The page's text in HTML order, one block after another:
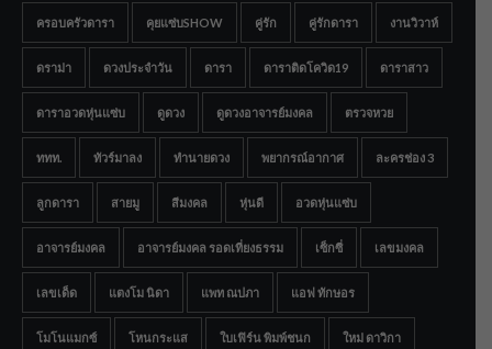
ครอบครัวดารา คุยแซ่บSHOW คู่รัก คู่รักดารา งานวิวาห์
ดราม่า ดวงประจำวัน ดารา ดาราติดโควิด19 ดาราสาว
ดาราอวดหุ่นแซ่บ ดูดวง ดูดวงอาจารย์มงคล ตรวจหวย
ททท. ทัวร์มาลง ทำนายดวง พยากรณ์อากาศ ละครช่อง 3
ลูกดารา สายมู สีมงคล หุ่นดี อวดหุ่นแซ่บ
อาจารย์มงคล อาจารย์มงคล รอดเที่ยงธรรม เซ็กซี่ เลขมงคล
เลขเด็ด แตงโม นิดา แพท ณปภา แอฟ ทักษอร
โมโนแมกซ์ โหนกระแส ใบเฟิร์น พิมพ์ชนก ใหม่ ดาวิกา